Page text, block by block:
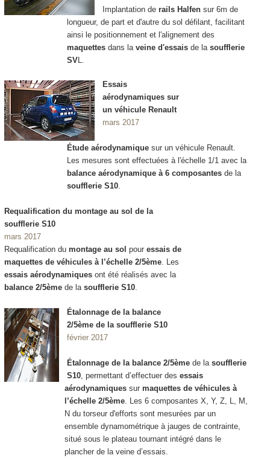
Implantation de rails Halfen sur 6m de
longueur, de part et d'autre du sol défilant, facilitant
ainsi le positionnement et l'alignement des
maquettesdans la veine d'essaisde la soufflerie
SVL.
Essais
aérodynamiques sur
un véhicule Renault
mars 2017
Étude aérodynamiquesur un véhicule Renault.
Les mesures sont effectuées à l'échelle 1/1 avec la
balance aérodynamique à 6 composantesde la
soufflerie S10.
Requalification du montage au sol de la
soufflerie S10
mars 2017
Requalification du montage au sol pour essais de
maquettes de véhicules à l’échelle 2/5ème. Les
essais aérodynamiquesont été réalisés avec la
balance 2/5èmede la soufflerie S10.
Étalonnage de la balance
2/5ème de la soufflerie S10
février 2017
Étalonnage de la balance 2/5èmede la soufflerie
S10, permettant d’effectuer des essais
aérodynamiquessur maquettes de véhicules à
l’échelle 2/5ème. Les 6 composantes X, Y, Z, L, M,
N du torseur d'efforts sont mesurées par un
ensemble dynamométrique à jauges de contrainte,
situé sous le plateau tournant intégré dans le
plancher de la veine d’essais.